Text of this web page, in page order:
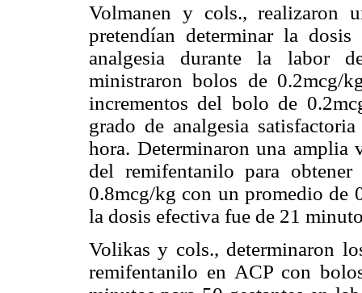
Volmanen y cols., realizaron
pretendían determinar la
analgesia durante la labor
ministraron bolos de 0.2mcg/
incrementos del bolo de
grado de analgesia
hora. Determinaron una
del remifentanilo para
0.8mcg/kg con un promedio de
la dosis efectiva fue de 21
Volikas y cols., determinaron
remifentanilo en ACP con